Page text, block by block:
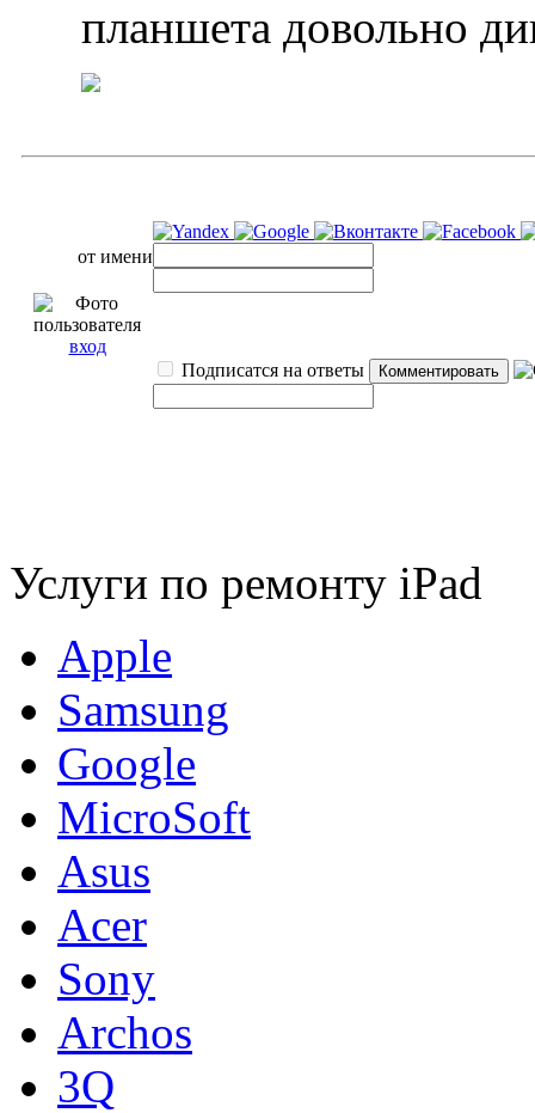
планшета довольно
от имени
вход
Подписатся на ответы
Услуги по ремонту iPad
Apple
Samsung
Google
MicroSoft
Asus
Acer
Sony
Archos
3Q